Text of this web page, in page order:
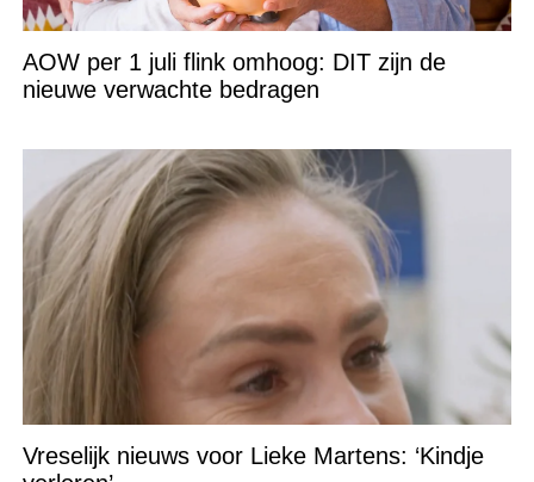
AOW per 1 juli flink omhoog: DIT zijn de
nieuwe verwachte bedragen
Vreselijk nieuws voor Lieke Martens: ‘Kindje